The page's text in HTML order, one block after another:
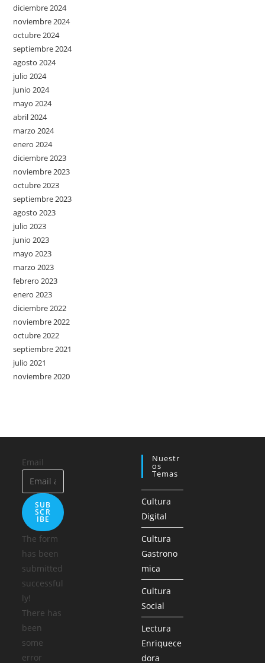
diciembre 2024
noviembre 2024
octubre 2024
septiembre 2024
agosto 2024
julio 2024
junio 2024
mayo 2024
abril 2024
marzo 2024
enero 2024
diciembre 2023
noviembre 2023
octubre 2023
septiembre 2023
agosto 2023
julio 2023
junio 2023
mayo 2023
marzo 2023
febrero 2023
enero 2023
diciembre 2022
noviembre 2022
octubre 2022
septiembre 2021
julio 2021
noviembre 2020
Email
SUB
SCR
IBE
The form
has been
submitted
successful
ly!
There has
been
some
error
Nuestr
Os
Temas
Cultura
Digital
Cultura
Gastrono
mica
Cultura
Social
Lectura
Enriquece
dora